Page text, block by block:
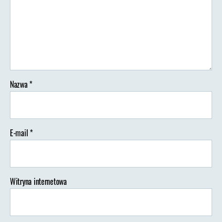
Nazwa*
E-mail*
Witryna internetowa